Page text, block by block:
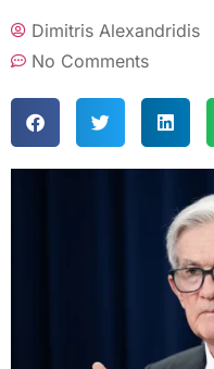
Dimitris Alexandridis
No Comments